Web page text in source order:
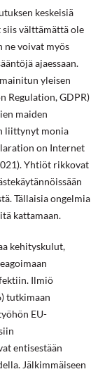
keskeisiä
välttämättä ole
ne voivat myös
ajaessaan.
yleisen
Regulation, GDPR)
maiden
liittynyt monia
on Internet
Yhtiöt rikkovat
Tällaisia ongelmia
kattamaan.
kehityskulut,
Ilmiö
tutkimaan
EU-
entisestään
Jälkimmäiseen